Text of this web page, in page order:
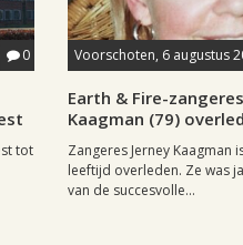
0
tot
Voorschoten, 6 augustus
Earth & Fire-
Kaagman (79)
Zangeres Jerney Kaagman
leeftijd overleden. Ze was
van de succesvolle...